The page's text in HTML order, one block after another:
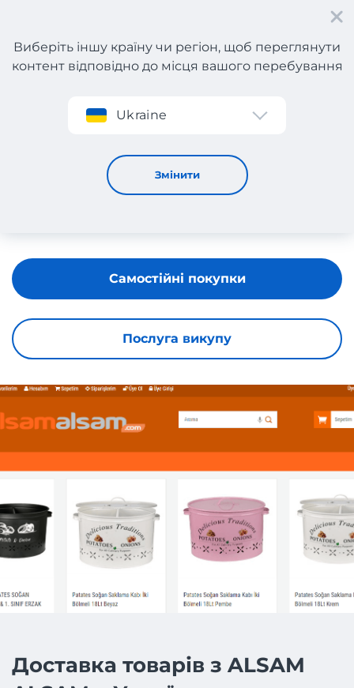
Реєстрація
Виберіть іншу країну чи регіон, щоб переглянути
контент відповідно до місця вашого перебування
Ukraine
Змінити
ALSAM ALSAM
Послуга викупу
Самостійні покупки
Доставка товарів з ALSAM